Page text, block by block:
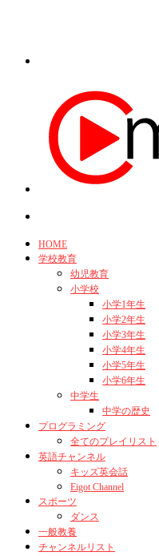
HOME
学校教育
幼児教育
小学校
小学1年生
小学2年生
小学3年生
小学4年生
小学5年生
小学6年生
中学生
中学の歴史
プログラミング
全てのプレイリスト
英語チャンネル
キッズ英会話
Eigot Channel
スポーツ
ダンス
一般教養
チャンネルリスト